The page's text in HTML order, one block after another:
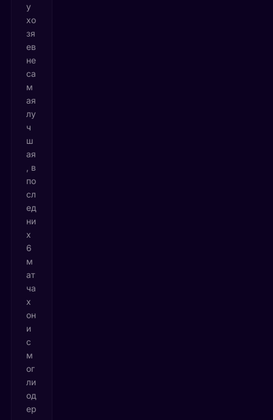
у
хо
зя
ев
не
са
м
ая
лу
ч
ш
ая
, в
по
сл
ед
ни
х
6
м
ат
ча
х
он
и
с
м
ог
ли
од
ер